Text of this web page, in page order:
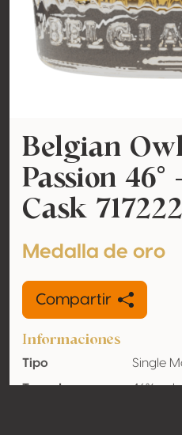
Belgian
Passion
Cask
Medalla de oro
Compartir
Informaciones
Tipo
Single
Tasa de
46% vol